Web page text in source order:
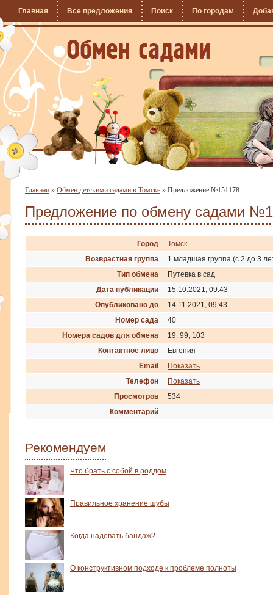
Главная Все предложения Поиск По городам
Главная » Обмен детскими садами в Томске » Предложение №151178
Предложение по обмену садами
Город
Томск
Возврастная группа
1 младшая группа (с 2 до 3
Тип обмена
Путевка в сад
Дата публикации
15.10.2021, 09:43
Опубликовано до
14.11.2021, 09:43
Номер сада
40
Номера садов для обмена
19, 99, 103
Контактное лицо
Евгения
Email
Показать
Телефон
Показать
Просмотров
534
Комментарий
Рекомендуем
Что брать с собой в роддом
Правильное хранение шубы
Когда надевать бандаж?
О конструктивном подходе к проблеме полноты